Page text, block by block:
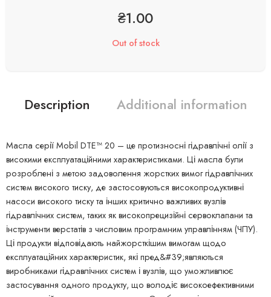
₴1.00
Out of stock
Description Additional information
Масла серії Mobil DTE™ 20 – це протизносні гідравлічні олії з
високими експлуатаційними характеристиками. Ці масла були
розроблені з метою задоволення жорстких вимог гідравлічних
систем високого тиску, де застосовуються високопродуктивні
насоси високого тиску та інших критично важливих вузлів
гідравлічних систем, таких як високопрецизійні сервоклапани та
інструменти верстатів з числовим програмним управлінням (ЧПУ).
Ці продукти відповідають найжорсткішим вимогам щодо
експлуатаційних характеристик, які пред&#39;являються
виробниками гідравлічних систем і вузлів, що уможливлює
застосування одного продукту, що володіє високоефективними